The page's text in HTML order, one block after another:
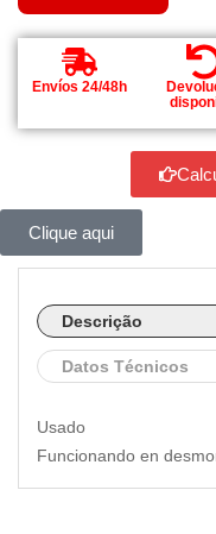
Envíos 24/48h
Clique aqui
Descrição
Datos Técnicos
Usado
Funcionando en